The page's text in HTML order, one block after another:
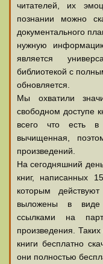
читателей, их
познании можно
документального
нужную
является
библиотекой с
обновляется.
Мы охватили
свободном доступе
всего что есть в
вычищенная,
произведений.
На сегодняшний
книг, написанных
которым
выложены в виде
ссылками на
произведения.
книги бесплатно
они полностью